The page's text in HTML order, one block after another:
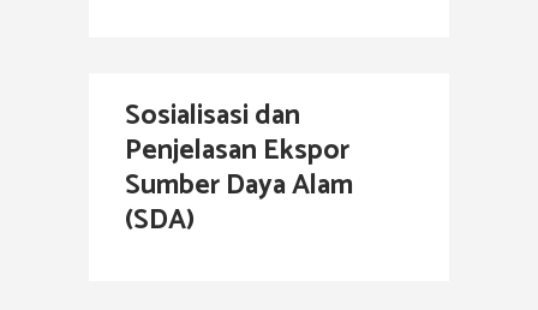
Sosialisasi dan
Penjelasan Ekspor
Sumber Daya Alam
(SDA)